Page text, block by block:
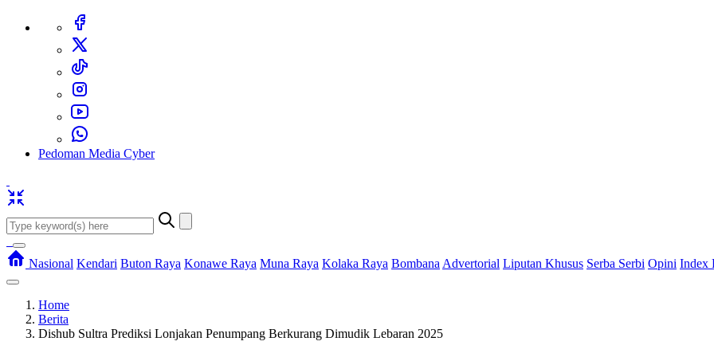
Pedoman Media Cyber
Nasional Kendari Buton Raya Konawe Raya Muna Raya Kolaka Raya Bombana Advertorial Liputan Khusus Serba Serbi Opini Index
Home
Berita
Dishub Sultra Prediksi Lonjakan Penumpang Berkurang Dimudik Lebaran 2025